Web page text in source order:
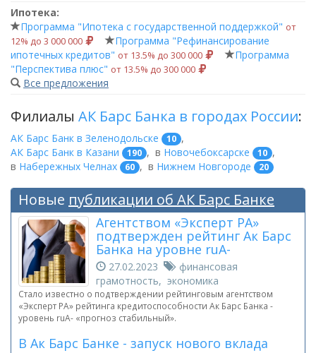
Ипотека:
Программа "Ипотека с государственной поддержкой" от
12% до 3 000 000
Программа "Рефинансирование
ипотечных кредитов" от 13.5% до 300 000
Программа
"Перспектива плюс" от 13.5% до 300 000
Все предложения
Филиалы АК Барс Банка в городах России:
АК Барс Банк в Зеленодольске 10 ,
АК Барс Банк в Казани
190 , в Новочебоксарске 10 ,
в Набережных Челнах 60 , в Нижнем Новгороде 20
Новые публикации об АК Барс Банке
Агентством «Эксперт РА»
подтвержден рейтинг Ак Барс
Банка на уровне ruА-
27.02.2023
финансовая
грамотность, экономика
Стало известно о подтверждении рейтинговым агентством
«Эксперт РА» рейтинга кредитоспособности Ак Барс Банка -
уровень ruА- «прогноз стабильный».
В Ак Барс Банке - запуск нового вклада